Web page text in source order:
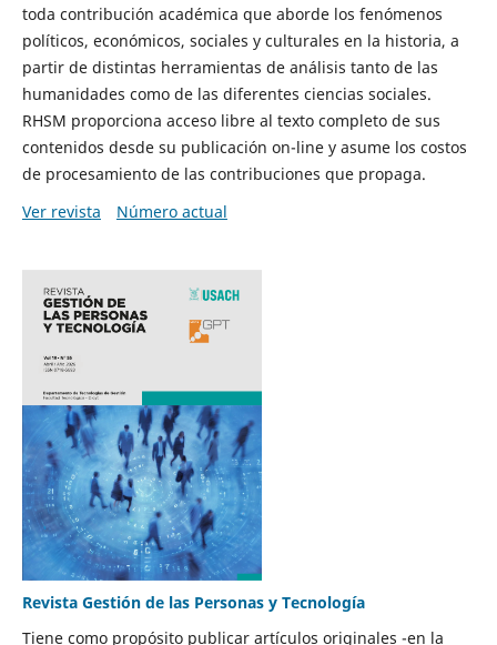
toda contribución académica que aborde los fenómenos
políticos, económicos, sociales y culturales en la historia, a
partir de distintas herramientas de análisis tanto de las
humanidades como de las diferentes ciencias sociales.
RHSM proporciona acceso libre al texto completo de sus
contenidos desde su publicación on-line y asume los costos
de procesamiento de las contribuciones que propaga.
Ver revista
Número actual
Revista Gestión de las Personas y Tecnología
Tiene como propósito publicar artículos originales -en la